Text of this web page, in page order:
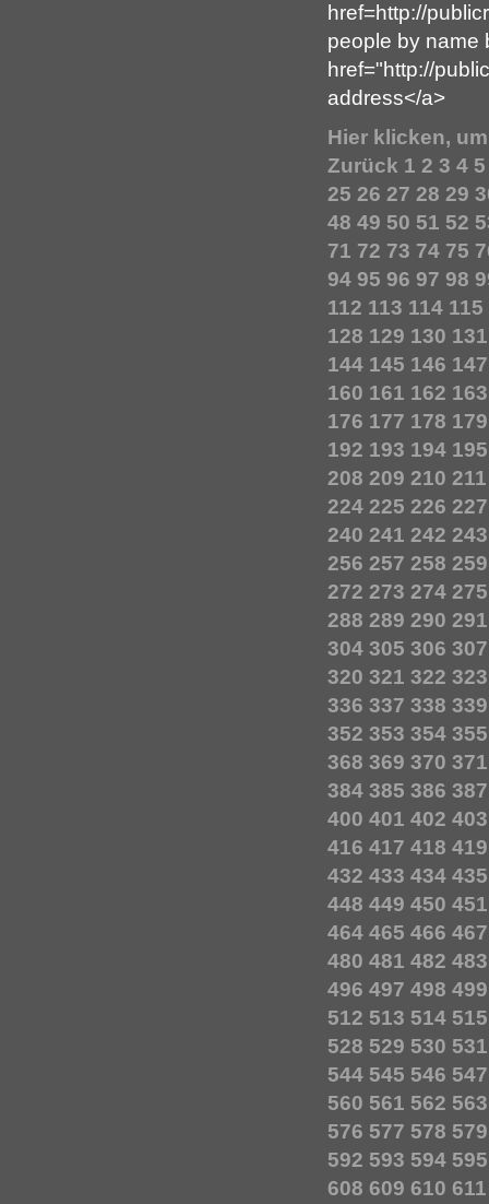
href=http://
people by name
href="http://
address</a>
Hier klicken,
Zurück 1 2 3 4 5
25 26 27 28 29
48 49 50 51 52
71 72 73 74 75
94 95 96 97 98
112 113 114 115
128 129 130 131
144 145 146 147
160 161 162 163
176 177 178 179
192 193 194 195
208 209 210 211
224 225 226 227
240 241 242 243
256 257 258 259
272 273 274 275
288 289 290 291
304 305 306 307
320 321 322 323
336 337 338 339
352 353 354 355
368 369 370 371
384 385 386 387
400 401 402 403
416 417 418 419
432 433 434 435
448 449 450 451
464 465 466 467
480 481 482 483
496 497 498 499
512 513 514 515
528 529 530 531
544 545 546 547
560 561 562 563
576 577 578 579
592 593 594 595
608 609 610 611